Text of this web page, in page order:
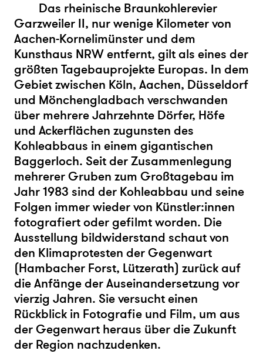
Das rheinische Braunkohlerevier
Garzweiler II, nur wenige Kilometer von
Aachen-Kornelimünster und dem
Kunsthaus NRW entfernt, gilt als eines der
größten Tagebauprojekte Europas. In dem
Gebiet zwischen Köln, Aachen, Düsseldorf
und Mönchengladbach verschwanden
über mehrere Jahrzehnte Dörfer, Höfe
und Ackerflächen zugunsten des
Kohleabbaus in einem gigantischen
Baggerloch. Seit der Zusammenlegung
mehrerer Gruben zum Großtagebau im
Jahr 1983 sind der Kohleabbau und seine
Folgen immer wieder von Künstler:innen
fotografiert oder gefilmt worden. Die
Ausstellung bildwiderstand schaut von
den Klimaprotesten der Gegenwart
(Hambacher Forst, Lützerath) zurück auf
die Anfänge der Auseinandersetzung vor
vierzig Jahren. Sie versucht einen
Rückblick in Fotografie und Film, um aus
der Gegenwart heraus über die Zukunft
der Region nachzudenken.